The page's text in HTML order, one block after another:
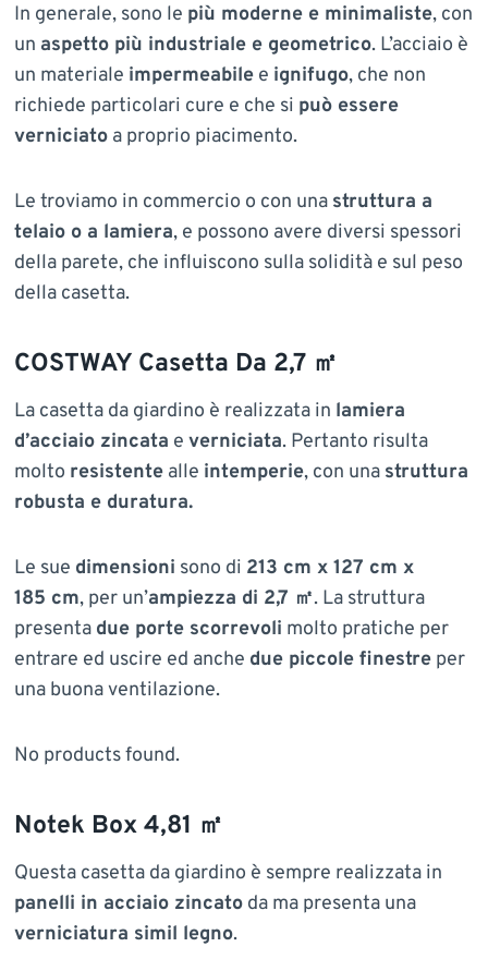
In generale, sono le più moderne e minimaliste, con
un aspetto più industriale e geometrico. L’acciaio è
un materiale impermeabilee ignifugo, che non
richiede particolari cure e che si può essere
verniciatoa proprio piacimento.
Le troviamo in commercio o con una struttura a
telaio o a lamiera, e possono avere diversi spessori
della parete, che influiscono sulla solidità e sul peso
della casetta.
COSTWAY Casetta Da 2,7 ㎡
La casetta da giardino è realizzata in lamiera
d’acciaio zincata e verniciata. Pertanto risulta
molto resistentealle intemperie, con una struttura
robusta e duratura.
Le sue dimensioni sono di 213 cm x 127 cm x
185 cm, per un’ampiezza di 2,7 ㎡. La struttura
presenta due porte scorrevoli molto pratiche per
entrare ed uscire ed anche due piccole finestreper
una buona ventilazione.
No products found.
Notek Box 4,81 ㎡
Questa casetta da giardino è sempre realizzata in
panelli in acciaio zincatoda ma presenta una
verniciatura simil legno.